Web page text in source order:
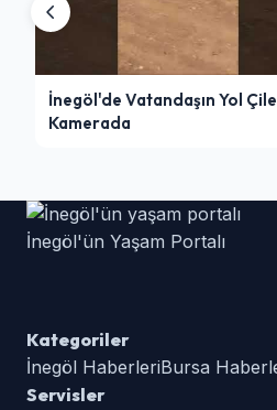
İnegöl'de Vatandaşın Yol
Kamerada
İnegöl'ün Yaşam Portalı
Kategoriler
İnegöl HaberleriBursa
Servisler